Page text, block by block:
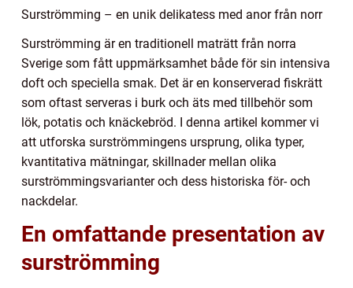
Surströmming – en unik delikatess med anor från norr
Surströmming är en traditionell maträtt från norra
Sverige som fått uppmärksamhet både för sin intensiva
doft och speciella smak. Det är en konserverad fiskrätt
som oftast serveras i burk och äts med tillbehör som
lök, potatis och knäckebröd. I denna artikel kommer vi
att utforska surströmmingens ursprung, olika typer,
kvantitativa mätningar, skillnader mellan olika
surströmmingsvarianter och dess historiska för- och
nackdelar.
En omfattande presentation av
surströmming